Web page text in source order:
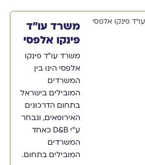
משרד עו"ד
פינקו אלפסי
משרד עו"ד פינקו
אלפסי הינו בין
המשרדים
המובילים בישראל
בתחום הדרכונים
האירופאים, ונבחר
ע"י D&B כאחד
המשרדים
המובילים בתחום.